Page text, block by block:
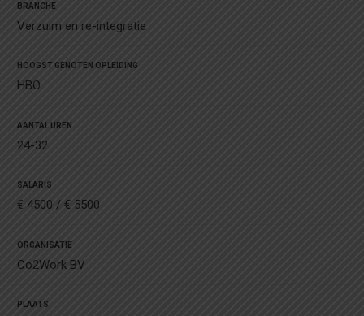
BRANCHE
Verzuim en re-integratie
HOOGST GENOTEN OPLEIDING
HBO
AANTAL UREN
24-32
SALARIS
€ 4500 / € 5500
ORGANISATIE
Co2Work BV
PLAATS